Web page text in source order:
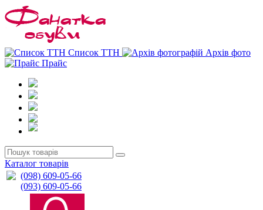
Список ТТН
Архів фото
Прайс
Каталог товарів
(098) 609-05-66
(093) 609-05-66